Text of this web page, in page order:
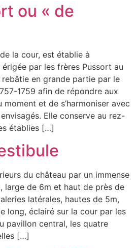
ou « de
la cour, est établie à
érigée par les frères Pussort au
rebâtie en grande partie par le
1759 afin de répondre aux
et de s’harmoniser avec
Elle conserve au rez-
établies […]
du château par un immense
large de 6m et haut de près de
latérales, hautes de 5m,
long, éclairé sur la cour par les
pavillon central, les quatre
[…]